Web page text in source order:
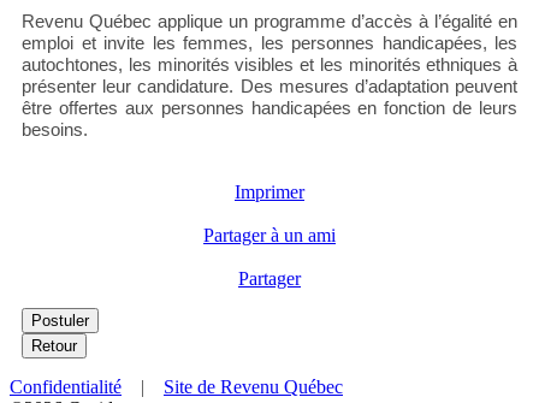
Revenu Québec applique un programme d’accès à l’égalité en
emploi et invite les femmes, les personnes handicapées, les
autochtones, les minorités visibles et les minorités ethniques à
présenter leur candidature. Des mesures d’adaptation peuvent
être offertes aux personnes handicapées en fonction de leurs
besoins.
Imprimer
Partager à un ami
Partager
Confidentialité |
Site de Revenu Québec